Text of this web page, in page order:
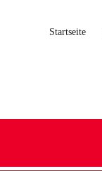
Startseite